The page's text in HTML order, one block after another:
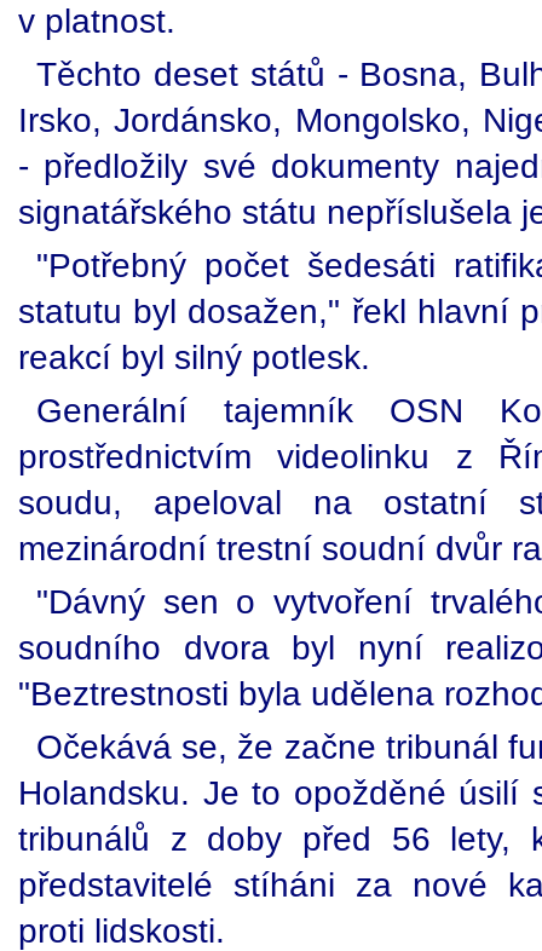
v platnost.
Těchto deset států - Bosna,
Irsko, Jordánsko, Mongolsko,
- předložily své dokumenty
signatářského státu nepříslušela
"Potřebný počet šedesáti
statutu byl dosažen," řekl hlavní
reakcí byl silný potlesk.
Generální tajemník OSN
prostřednictvím videolinku z
soudu, apeloval na ostatní
mezinárodní trestní soudní dvůr
"Dávný sen o vytvoření
soudního dvora byl nyní
"Beztrestnosti byla udělena
Očekává se, že začne tribunál
Holandsku. Je to opožděné úsilí
tribunálů z doby před 56 lety,
představitelé stíháni za nové
proti lidskosti.